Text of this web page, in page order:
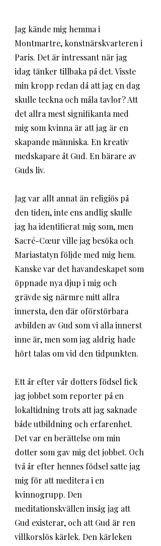
Jag kände mig hemma i
Montmartre, konstnärskvarteren i
Paris. Det är intressant när jag
idag tänker tillbaka på det. Visste
min kropp redan då att jag en dag
skulle teckna och måla tavlor? Att
det allra mest signifikanta med
mig som kvinna är att jag är en
skapande människa. En kreativ
medskapare åt Gud. En bärare av
Guds liv.
Jag var allt annat än religiös på
den tiden, inte ens andlig skulle
jag ha identifierat mig som, men
Sacré-Cœur ville jag besöka och
Mariastatyn följde med mig hem.
Kanske var det havandeskapet som
öppnade nya djup i mig och
grävde sig närmre mitt allra
innersta, den där oförstörbara
avbilden av Gud som vi alla innerst
inne är, men som jag aldrig hade
hört talas om vid den tidpunkten.
Ett år efter vår dotters födsel fick
jag jobbet som reporter på en
lokaltidning trots att jag saknade
både utbildning och erfarenhet.
Det var en berättelse om min
dotter som gav mig det jobbet. Och
två år efter hennes födsel satte jag
mig för att meditera i en
kvinnogrupp. Den
meditationskvällen insåg jag att
Gud existerar, och att Gud är ren
villkorslös kärlek. Den kärleken